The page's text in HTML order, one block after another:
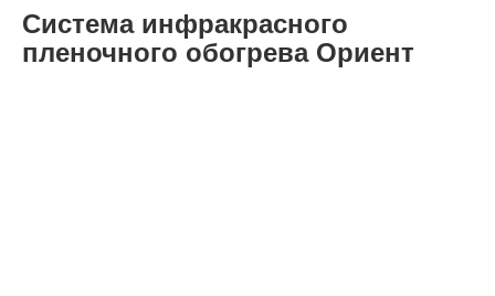
Система инфракрасного
пленочного обогрева Ориент